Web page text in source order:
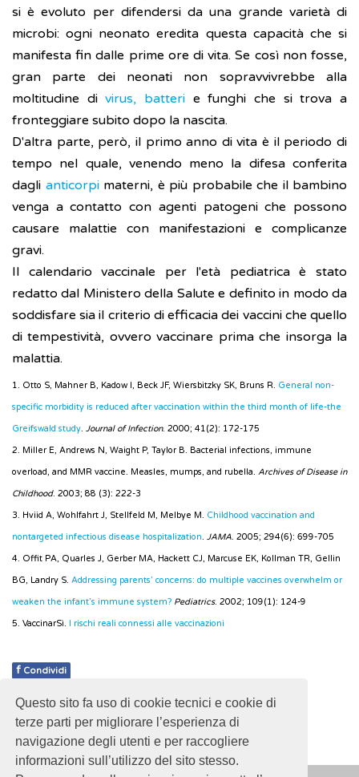
Questo sito fa uso di cookie tecnici e cookie di
terze parti per migliorare l’esperienza di
navigazione degli utenti e per raccogliere
informazioni sull’utilizzo del sito stesso.
si è evoluto per difendersi da una grande varietà di
microbi: ogni neonato eredita questa capacità che si
manifesta fin dalle prime ore di vita. Se così non fosse,
gran parte dei neonati non sopravvivrebbe alla
moltitudine divirus, batteri e funghi che si trova a
fronteggiare subito dopo la nascita.
D'altra parte, però, il primo anno di vita è il periodo di
tempo nel quale, venendo meno la difesa conferita
dagli anticorpimaterni, è più probabile che il bambino
venga a contatto con agenti patogeni che possono
causare malattie con manifestazioni e complicanze
gravi.
Il calendario vaccinale per l'età pediatrica è stato
redatto dal Ministero della Salute e definito in modo da
soddisfare sia il criterio di efficacia dei vaccini che quello
di tempestività, ovvero vaccinare prima che insorga la
malattia.
1. Otto S, Mahner B, Kadow I, Beck JF, Wiersbitzky SK, Bruns R. General non-
specific morbidity is reduced after vaccination within the third month of life-the
Greifswald study. Journal of Infection. 2000; 41(2): 172-175
2. Miller E, Andrews N, Waight P, Taylor B. Bacterial infections, immune
overload, and MMR vaccine. Measles, mumps, and rubella. Archives of Disease in
Childhood. 2003; 88 (3): 222-3
3. Hviid A, Wohlfahrt J, Stellfeld M, Melbye M. Childhood vaccination and
nontargeted infectious disease hospitalization. JAMA. 2005; 294(6): 699-705
4. Offit PA, Quarles J, Gerber MA, Hackett CJ, Marcuse EK, Kollman TR, Gellin
BG, Landry S. Addressing parents’ concerns: do multiple vaccines overwhelm or
weaken the infant’s immune system? Pediatrics. 2002; 109(1): 124-9
5. VaccinarSì. I rischi reali connessi alle vaccinazioni
f Condividi
Pubblicato: 28 Febbraio 2018